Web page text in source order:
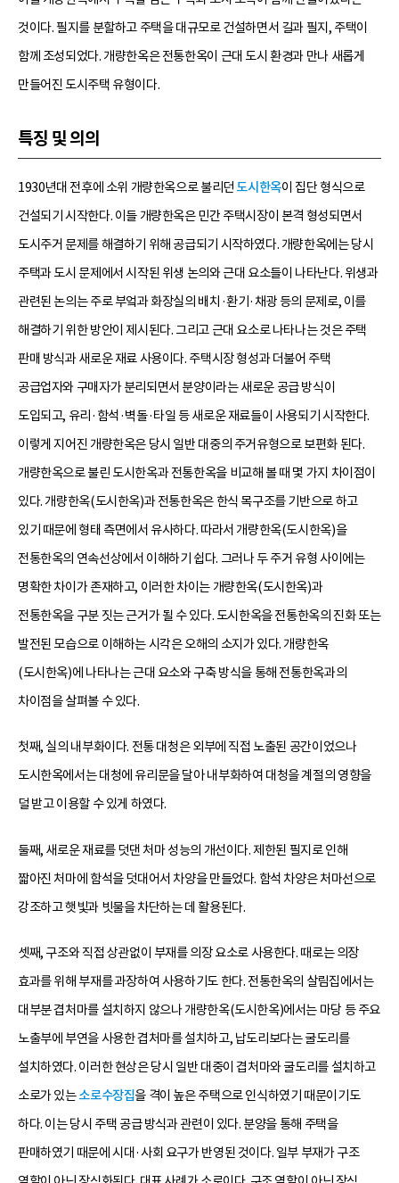
것이다. 필지를 분할하고 주택을 대규모로 건설하면서 길과 필지, 주택이
함께 조성되었다. 개량한옥은 전통한옥이 근대 도시 환경과 만나 새롭게
만들어진 도시주택 유형이다.
특징 및 의의
1930년대 전후에 소위 개량한옥으로 불리던 도시한옥이 집단 형식으로
건설되기 시작한다. 이들 개량한옥은 민간 주택시장이 본격 형성되면서
도시주거 문제를 해결하기 위해 공급되기 시작하였다. 개량한옥에는 당시
주택과 도시 문제에서 시작된 위생 논의와 근대 요소들이 나타난다. 위생과
관련된 논의는 주로 부엌과 화장실의 배치·환기·채광 등의 문제로, 이를
해결하기 위한 방안이 제시된다. 그리고 근대 요소로 나타나는 것은 주택
판매 방식과 새로운 재료 사용이다. 주택시장 형성과 더불어 주택
공급업자와 구매자가 분리되면서 분양이라는 새로운 공급 방식이
도입되고, 유리·함석·벽돌·타일 등 새로운 재료들이 사용되기 시작한다.
이렇게 지어진 개량한옥은 당시 일반 대중의 주거유형으로 보편화 된다.
개량한옥으로 불린 도시한옥과 전통한옥을 비교해 볼 때 몇 가지 차이점이
있다. 개량한옥(도시한옥)과 전통한옥은 한식 목구조를 기반으로 하고
있기 때문에 형태 측면에서 유사하다. 따라서 개량한옥(도시한옥)을
전통한옥의 연속선상에서 이해하기 쉽다. 그러나 두 주거 유형 사이에는
명확한 차이가 존재하고, 이러한 차이는 개량한옥(도시한옥)과
전통한옥을 구분 짓는 근거가 될 수 있다. 도시한옥을 전통한옥의 진화 또는
발전된 모습으로 이해하는 시각은 오해의 소지가 있다. 개량한옥
(도시한옥)에 나타나는 근대 요소와 구축 방식을 통해 전통한옥과의
차이점을 살펴볼 수 있다.
첫째, 실의 내부화이다. 전통 대청은 외부에 직접 노출된 공간이었으나
도시한옥에서는 대청에 유리문을 달아 내부화하여 대청을 계절의 영향을
덜 받고 이용할 수 있게 하였다.
둘째, 새로운 재료를 덧댄 처마 성능의 개선이다. 제한된 필지로 인해
짧아진 처마에 함석을 덧대어서 차양을 만들었다. 함석 차양은 처마선으로
강조하고 햇빛과 빗물을 차단하는 데 활용된다.
셋째, 구조와 직접 상관없이 부재를 의장 요소로 사용한다. 때로는 의장
효과를 위해 부재를 과장하여 사용하기도 한다. 전통한옥의 살림집에서는
대부분 겹처마를 설치하지 않으나 개량한옥(도시한옥)에서는 마당 등 주요
노출부에 부연을 사용한 겹처마를 설치하고, 납도리보다는 굴도리를
설치하였다. 이러한 현상은 당시 일반 대중이 겹처마와 굴도리를 설치하고
소로가 있는소로수장집을 격이 높은 주택으로 인식하였기 때문이기도
하다. 이는 당시 주택 공급 방식과 관련이 있다. 분양을 통해 주택을
판매하였기 때문에 시대·사회 요구가 반영된 것이다. 일부 부재가 구조